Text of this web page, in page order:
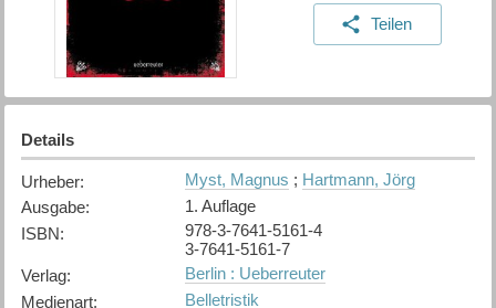
Teilen
Details
Urheber: Myst, Magnus ; Hartmann, Jörg
Ausgabe:
1. Auflage
ISBN:
978-3-7641-5161-4
3-7641-5161-7
Verlag:
Berlin : Ueberreuter
Medienart:
Belletristik